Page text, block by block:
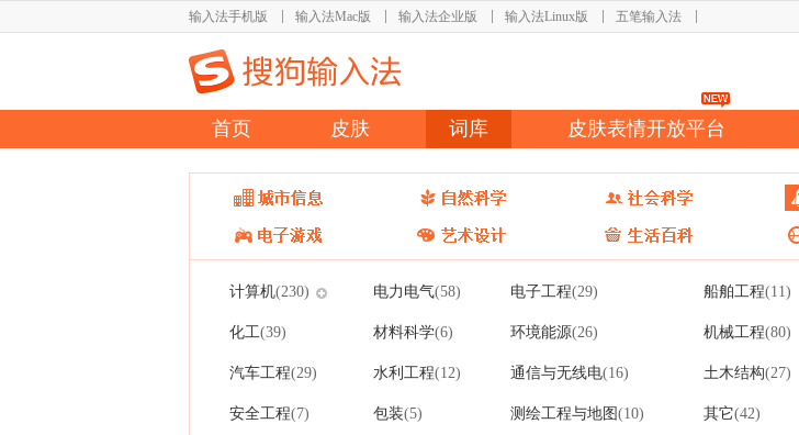
输入法手机版 输入法Mac版 输入法企业版 输入法Linux版 五笔输入法
首页 皮肤 词库 皮肤表情开放平台
计算机(230) 电力电气(58) 电子工程(29) 船舶工程(11)
化工(39) 材料科学(6) 环境能源(26) 机械工程(80)
汽车工程(29) 水利工程(12) 通信与无线电(16) 土木结构(27)
安全工程(7) 包装(5) 测绘工程与地图(10) 其它(42)